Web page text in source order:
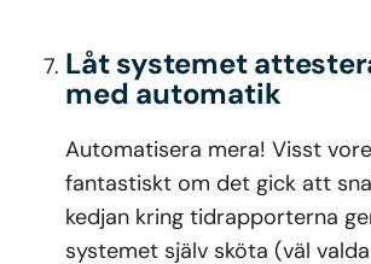
Låt systemet
med automatik
Automatisera mera! Visst
fantastiskt om det gick att
kedjan kring tidrapporterna
systemet själv sköta (väl